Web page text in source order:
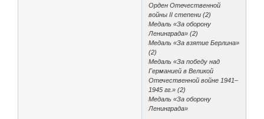
Орден Отечественной
войны II степени (2)
Медаль «За оборону
Ленинграда» (2)
Медаль «За взятие Берлина»
(2)
Медаль «За победу над
Германией в Великой
Отечественной войне 1941–
1945 гг.» (2)
Медаль «За оборону
Ленинграда»